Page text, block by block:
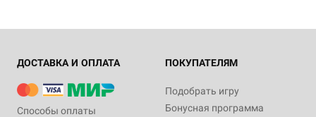
ДОСТАВКА И ОПЛАТА
Способы оплаты
ПОКУПАТЕЛЯМ
Подобрать игру
Бонусная программа